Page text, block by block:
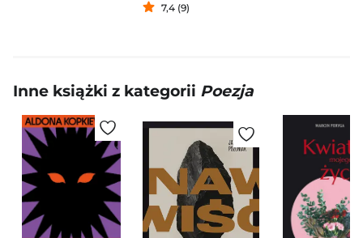
7,4 (9)
Inne książki z kategorii Poezja